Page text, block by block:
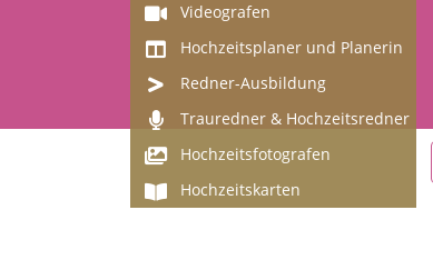
Videografen
Hochzeitsplaner und Planerin
Redner-Ausbildung
Trauredner & Hochzeitsredner
Hochzeitsfotografen
Hochzeitskarten